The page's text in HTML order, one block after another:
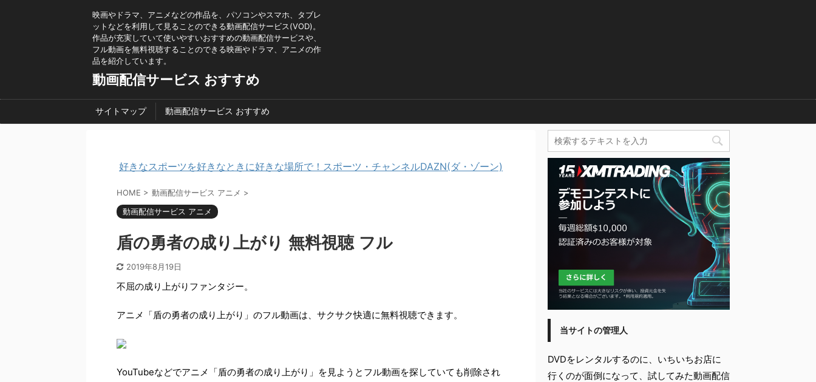
映画やドラマ、アニメなどの作品を、パソコンやスマホ、タブレ
ットなどを利用して見ることのできる動画配信サービス(VOD)。
作品が充実していて使いやすいおすすめの動画配信サービスや、
フル動画を無料視聴することのできる映画やドラマ、アニメの作
品を紹介しています。
動画配信サービス おすすめ
サイトマップ 動画配信サービス おすすめ
好きなスポーツを好きなときに好きな場所で！スポーツ・チャンネルDAZN(ダ・ゾーン)
HOME > 動画配信サービス アニメ >
動画配信サービス アニメ
盾の勇者の成り上がり 無料視聴 フル
2019年8月19日
不屈の成り上がりファンタジー。
アニメ「盾の勇者の成り上がり」のフル動画は、サクサク快適に無料視聴できます。
YouTubeなどでアニメ「盾の勇者の成り上がり」を見ようとフル動画を探していても削除され
当サイトの管理人
DVDをレンタルするのに、いちいちお店に
行くのが面倒になって、試してみた動画配信